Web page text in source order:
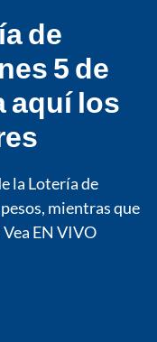
de
5 de
aquí los
la Lotería de
mientras que
EN VIVO